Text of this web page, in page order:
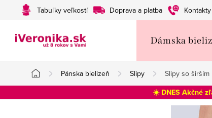
Tabuľky veľkostí Doprava a platba Kontakty
Dámska
Domov
Pánska bielizeň Slipy Slipy so širším
☀️ DNES Akčné